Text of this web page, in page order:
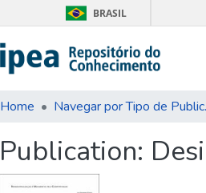
BRASIL
Home
Publication: